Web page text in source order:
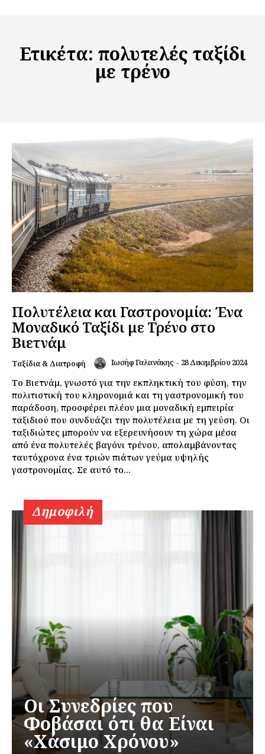
Ετικέτα: πολυτελές ταξίδι
με τρένο
Πολυτέλεια και Γαστρονομία: Ένα
Μοναδικό Ταξίδι με Τρένο στο
Βιετνάμ
Ταξίδια & Διατροφή Ιωσήφ Γαλανάκης - 28 Δεκεμβρίου 2024
Το Βιετνάμ, γνωστό για την εκπληκτική του φύση, την
πολιτιστική του κληρονομιά και τη γαστρονομική του
παράδοση, προσφέρει πλέον μια μοναδική εμπειρία
ταξιδιού που συνδυάζει την πολυτέλεια με τη γεύση. Οι
ταξιδιώτες μπορούν να εξερευνήσουν τη χώρα μέσα
από ένα πολυτελές βαγόνι τρένου, απολαμβάνοντας
ταυτόχρονα ένα τριών πιάτων γεύμα υψηλής
γαστρονομίας. Σε αυτό το...
Δημοφιλή
Οι Συνεδρίες που
Φοβάσαι ότι θα Είναι
«Χάσιμο Χρόνου»